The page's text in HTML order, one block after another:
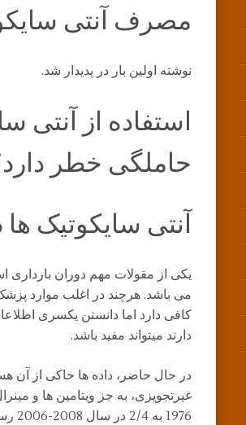
مصرف آنتی
نوشته اولین بار در پدیدار شد.
استفاده از آنتی
حاملگی خطر
آنتی سایکوتیک
یکی از مقولات مهم دوران بارداری
می باشد. هرچند در اغلب موارد
کافی دارد اما دانستن یکسری
دارند میتواند مفید باشد.
در حال حاضر، داده ها حاکی از آن
غیرتجویزی، به جز ویتامین ها و